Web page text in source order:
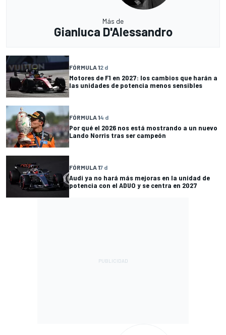
Más de
Gianluca D'Alessandro
FÓRMULA 12 d
Motores de F1 en 2027: los cambios que harán a
las unidades de potencia menos sensibles
FÓRMULA 14 d
Por qué el 2026 nos está mostrando a un nuevo
Lando Norris tras ser campeón
FÓRMULA 17 d
Audi ya no hará más mejoras en la unidad de
potencia con el ADUO y se centra en 2027